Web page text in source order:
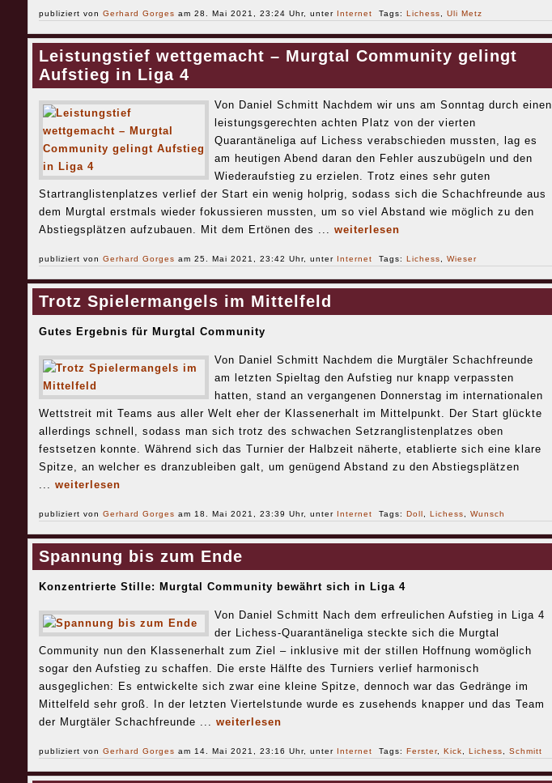
publiziert von Gerhard Gorges am 28. Mai 2021, 23:24 Uhr, unter Internet Tags: Lichess Uli Metz
Leistungstief wettgemacht – Murgtal Community gelingt
Aufstieg in Liga 4
Von Daniel Schmitt Nachdem wir uns am Sonntag durch einen
leistungsgerechten achten Platz von der vierten
Quarantäneliga auf Lichess verabschieden mussten, lag es
am heutigen Abend daran den Fehler auszubügeln und den
Wiederaufstieg zu erzielen. Trotz eines sehr guten
Startranglistenplatzes verlief der Start ein wenig holprig, sodass sich die Schachfreunde aus
dem Murgtal erstmals wieder fokussieren mussten, um so viel Abstand wie möglich zu den
Abstiegsplätzen aufzubauen. Mit dem Ertönen des ... weiterlesen
publiziert von Gerhard Gorges am 25. Mai 2021, 23:42 Uhr, unter Internet Tags: Lichess Wieser
Trotz Spielermangels im Mittelfeld
Gutes Ergebnis für Murgtal Community
Von Daniel Schmitt Nachdem die Murgtäler Schachfreunde
am letzten Spieltag den Aufstieg nur knapp verpassten
hatten, stand an vergangenen Donnerstag im internationalen
Wettstreit mit Teams aus aller Welt eher der Klassenerhalt im Mittelpunkt. Der Start glückte
allerdings schnell, sodass man sich trotz des schwachen Setzranglistenplatzes oben
festsetzen konnte. Während sich das Turnier der Halbzeit näherte, etablierte sich eine klare
Spitze, an welcher es dranzubleiben galt, um genügend Abstand zu den Abstiegsplätzen
... weiterlesen
publiziert von Gerhard Gorges am 18. Mai 2021, 23:39 Uhr, unter Internet Tags: Doll Lichess Wunsch
Spannung bis zum Ende
Konzentrierte Stille: Murgtal Community bewährt sich in Liga 4
Von Daniel Schmitt Nach dem erfreulichen Aufstieg in Liga 4
der Lichess-Quarantäneliga steckte sich die Murgtal
Community nun den Klassenerhalt zum Ziel – inklusive mit der stillen Hoffnung womöglich
sogar den Aufstieg zu schaffen. Die erste Hälfte des Turniers verlief harmonisch
ausgeglichen: Es entwickelte sich zwar eine kleine Spitze, dennoch war das Gedränge im
Mittelfeld sehr groß. In der letzten Viertelstunde wurde es zusehends knapper und das Team
der Murgtäler Schachfreunde ... weiterlesen
publiziert von Gerhard Gorges am 14. Mai 2021, 23:16 Uhr, unter Internet Tags: Ferster, Kick Lichess Schmitt